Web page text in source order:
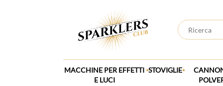
MACCHINE PER EFFETTI
E LUCI
.STOVIGLIE.